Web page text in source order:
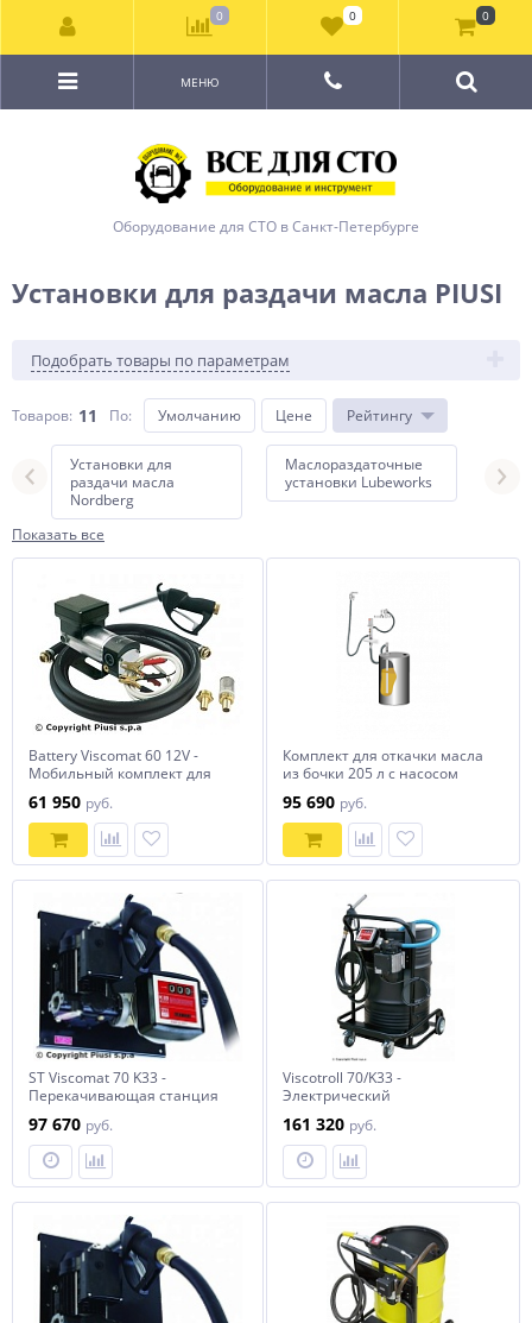
Оборудование для СТО в Санкт-Петербурге
МЕНЮ
Установки для раздачи масла PIUSI
Подобрать товары по параметрам
Товаров: 11 По: Умолчанию Цене Рейтингу
Установки для
раздачи масла
Nordberg
Маслораздаточные
установки Lubeworks
Показать все
Battery Viscomat 60 12V -
Мобильный комплект для
61 950 руб.
Комплект для откачки масла
из бочки 205 л с насосом
монтаж на стену
95 690 руб.
ST Viscomat 70 K33 -
Перекачивающая станция
механическим
расходомером
97 670 руб.
Viscotroll 70/K33 -
Электрический
комплекс для масла и ДТ
тележка, насос,пистолет
161 320 руб.
0 0 0